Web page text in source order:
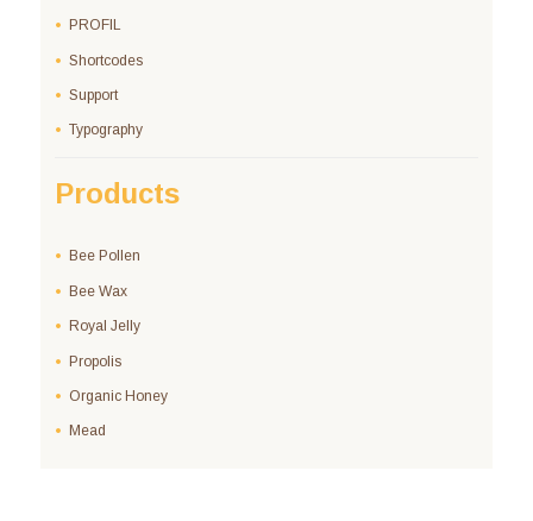
PROFIL
Shortcodes
Support
Typography
Products
Bee Pollen
Bee Wax
Royal Jelly
Propolis
Organic Honey
Mead